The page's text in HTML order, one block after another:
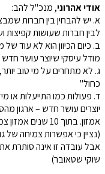
אודי אהרוני, מנכ"ל להב:
א. יש להבחין בין חברות
לבין חברות שעושות קפיצות
ב. כיום הכיוון הוא לא עוד
מודל עיסקי שיוצר עושר חדש
ג. לא מתחרים על מי טוב
כחול"
ד. פעולות כמו התייעלות או
יוצרים עושר חדש – ארגון
אמזון. בתוך 10 שנים אמזון צמחה פי עשר מאשר וול-מארט כי יצרה יש מאין
(נציין כי אפשרות צמיחה של
אבל עובדה זו אינה סותרת
שוקי שטאובר)